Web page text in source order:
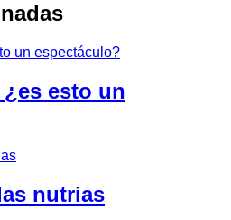
esto un
nutrias